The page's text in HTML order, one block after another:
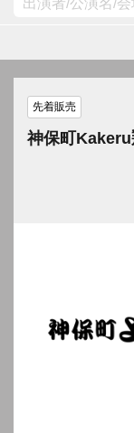
先着販売
神保町Kakeru